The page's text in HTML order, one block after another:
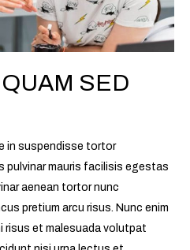
SED
in suspendisse tortor
pulvinar mauris facilisis egestas
aenean tortor nunc
pretium arcu risus. Nunc enim
risus et malesuada volutpat